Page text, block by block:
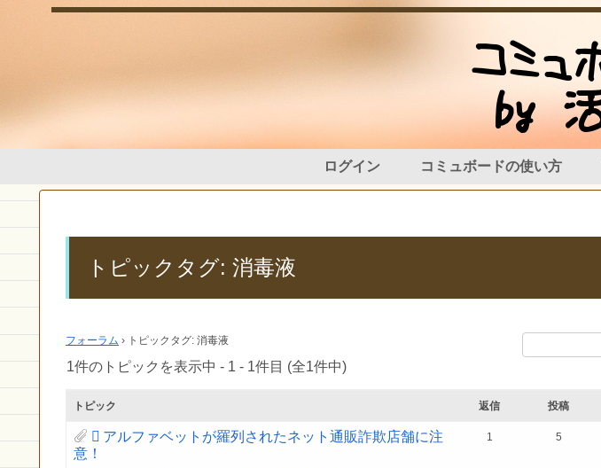
ログイン コミュボードの使い方
トピックタグ: 消毒液
フォーラム › トピックタグ: 消毒液
1件のトピックを表示中 - 1 - 1件目 (全1件中)
トピック 返信 投稿
アルファベットが羅列されたネット通販詐欺店舗に注
意！
1 5